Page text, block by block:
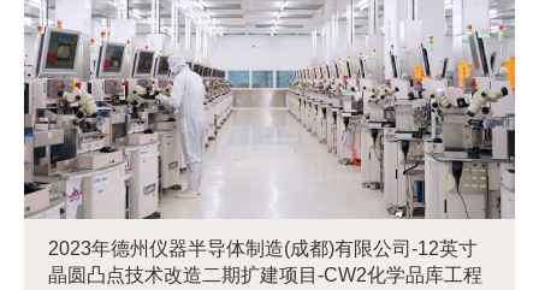
2023年德州仪器半导体制造(成都)有限公司-12英寸
晶圆凸点技术改造二期扩建项目-CW2化学品库工程